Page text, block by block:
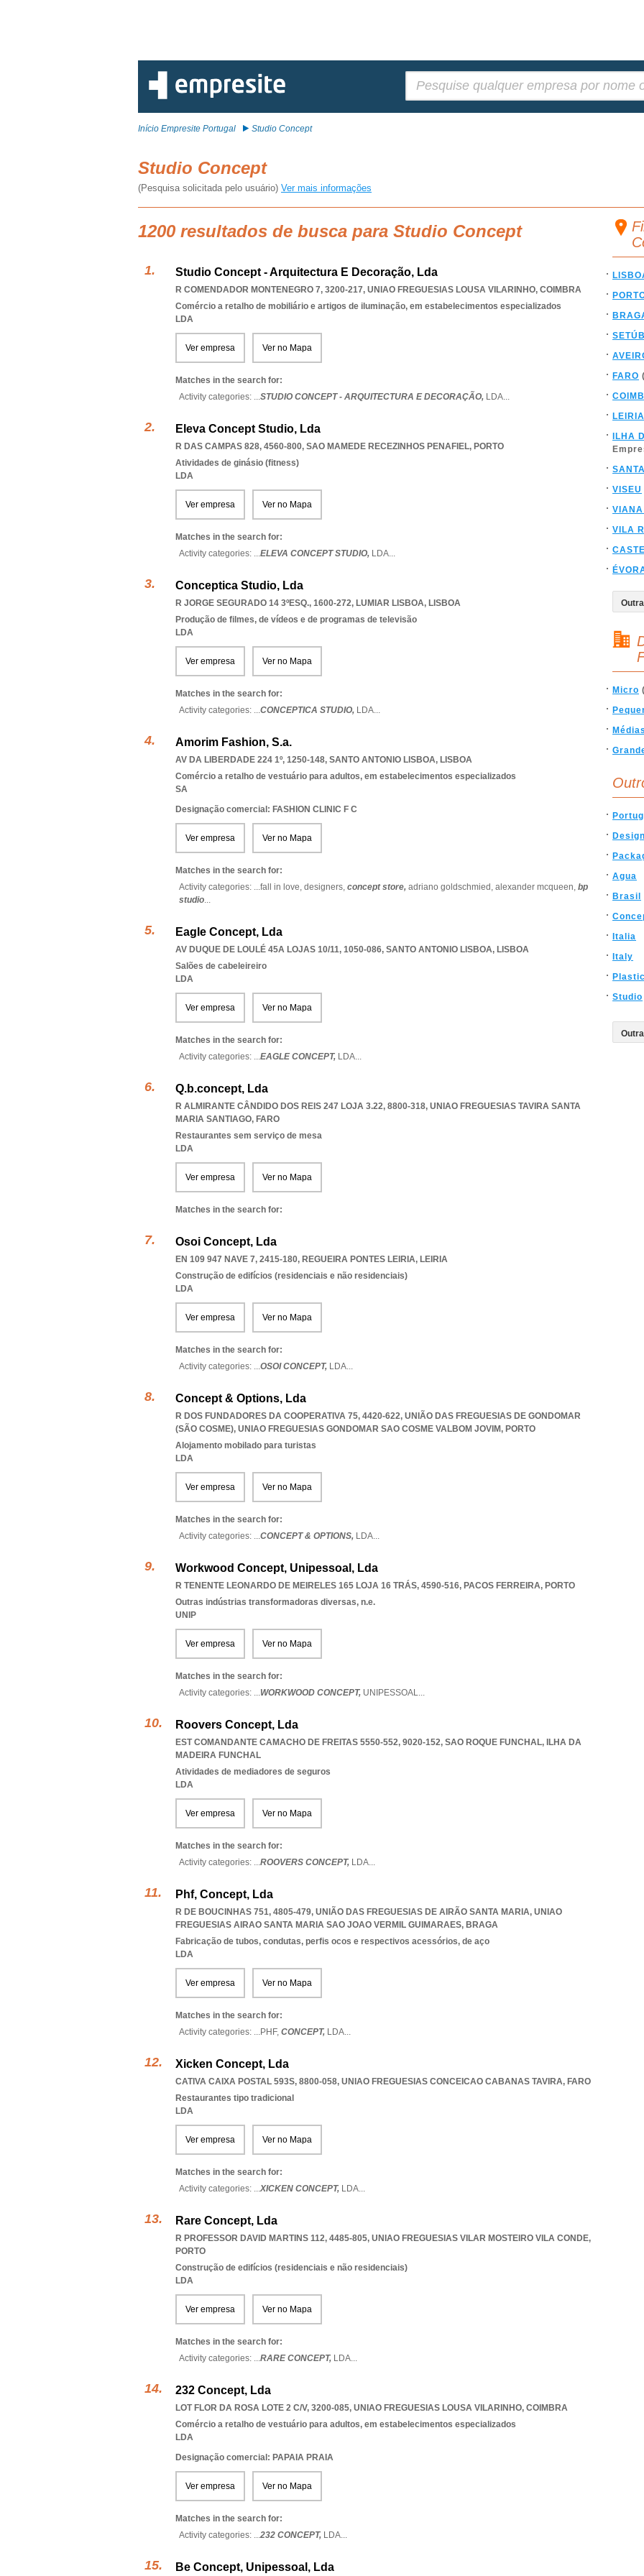
Início Empresite Portugal Studio Concept
Studio Concept
(Pesquisa solicitada pelo usuário) Ver mais informações
1200 resultados de busca para Studio Concept
Studio Concept - Arquitectura E Decoração, Lda
R COMENDADOR MONTENEGRO 7, 3200-217, UNIAO FREGUESIAS LOUSA VILARINHO, COIMBRA
Comércio a retalho de mobiliário e artigos de iluminação, em estabelecimentos especializados
LDA
Ver empresa Ver no Mapa
Matches in the search for:
Activity categories: ...STUDIO CONCEPT - ARQUITECTURA E DECORAÇÃO, LDA...
Eleva Concept Studio, Lda
R DAS CAMPAS 828, 4560-800, SAO MAMEDE RECEZINHOS PENAFIEL, PORTO
Atividades de ginásio (fitness)
LDA
Ver empresa Ver no Mapa
Matches in the search for:
Activity categories: ...ELEVA CONCEPT STUDIO, LDA...
Conceptica Studio, Lda
R JORGE SEGURADO 14 3ºESQ., 1600-272, LUMIAR LISBOA, LISBOA
Produção de filmes, de vídeos e de programas de televisão
LDA
Ver empresa Ver no Mapa
Matches in the search for:
Activity categories: ...CONCEPTICA STUDIO, LDA...
Amorim Fashion, S.a.
AV DA LIBERDADE 224 1º, 1250-148, SANTO ANTONIO LISBOA, LISBOA
Comércio a retalho de vestuário para adultos, em estabelecimentos especializados
SA
Designação comercial: FASHION CLINIC F C
Ver empresa Ver no Mapa
Matches in the search for:
Activity categories: ...fall in love, designers, concept store, adriano goldschmied, alexander mcqueen, bp
studio...
Eagle Concept, Lda
AV DUQUE DE LOULÉ 45A LOJAS 10/11, 1050-086, SANTO ANTONIO LISBOA, LISBOA
Salões de cabeleireiro
LDA
Ver empresa Ver no Mapa
Matches in the search for:
Activity categories: ...EAGLE CONCEPT, LDA...
Q.b.concept, Lda
R ALMIRANTE CÂNDIDO DOS REIS 247 LOJA 3.22, 8800-318, UNIAO FREGUESIAS TAVIRA SANTA
MARIA SANTIAGO, FARO
Restaurantes sem serviço de mesa
LDA
Ver empresa Ver no Mapa
Matches in the search for:
Osoi Concept, Lda
EN 109 947 NAVE 7, 2415-180, REGUEIRA PONTES LEIRIA, LEIRIA
Construção de edifícios (residenciais e não residenciais)
LDA
Ver empresa Ver no Mapa
Matches in the search for:
Activity categories: ...OSOI CONCEPT, LDA...
Concept & Options, Lda
R DOS FUNDADORES DA COOPERATIVA 75, 4420-622, UNIÃO DAS FREGUESIAS DE GONDOMAR
(SÃO COSME), UNIAO FREGUESIAS GONDOMAR SAO COSME VALBOM JOVIM, PORTO
Alojamento mobilado para turistas
LDA
Ver empresa Ver no Mapa
Matches in the search for:
Activity categories: ...CONCEPT & OPTIONS, LDA...
Workwood Concept, Unipessoal, Lda
R TENENTE LEONARDO DE MEIRELES 165 LOJA 16 TRÁS, 4590-516, PACOS FERREIRA, PORTO
Outras indústrias transformadoras diversas, n.e.
UNIP
Ver empresa Ver no Mapa
Matches in the search for:
Activity categories: ...WORKWOOD CONCEPT, UNIPESSOAL...
Roovers Concept, Lda
EST COMANDANTE CAMACHO DE FREITAS 5550-552, 9020-152, SAO ROQUE FUNCHAL, ILHA DA
MADEIRA FUNCHAL
Atividades de mediadores de seguros
LDA
Ver empresa Ver no Mapa
Matches in the search for:
Activity categories: ...ROOVERS CONCEPT, LDA...
Phf, Concept, Lda
R DE BOUCINHAS 751, 4805-479, UNIÃO DAS FREGUESIAS DE AIRÃO SANTA MARIA, UNIAO
FREGUESIAS AIRAO SANTA MARIA SAO JOAO VERMIL GUIMARAES, BRAGA
Fabricação de tubos, condutas, perfis ocos e respectivos acessórios, de aço
LDA
Ver empresa Ver no Mapa
Matches in the search for:
Activity categories: ...PHF, CONCEPT, LDA...
Xicken Concept, Lda
CATIVA CAIXA POSTAL 593S, 8800-058, UNIAO FREGUESIAS CONCEICAO CABANAS TAVIRA, FARO
Restaurantes tipo tradicional
LDA
Ver empresa Ver no Mapa
Matches in the search for:
Activity categories: ...XICKEN CONCEPT, LDA...
Rare Concept, Lda
R PROFESSOR DAVID MARTINS 112, 4485-805, UNIAO FREGUESIAS VILAR MOSTEIRO VILA CONDE,
PORTO
Construção de edifícios (residenciais e não residenciais)
LDA
Ver empresa Ver no Mapa
Matches in the search for:
Activity categories: ...RARE CONCEPT, LDA...
232 Concept, Lda
LOT FLOR DA ROSA LOTE 2 C/V, 3200-085, UNIAO FREGUESIAS LOUSA VILARINHO, COIMBRA
Comércio a retalho de vestuário para adultos, em estabelecimentos especializados
LDA
Designação comercial: PAPAIA PRAIA
Ver empresa Ver no Mapa
Matches in the search for:
Activity categories: ...232 CONCEPT, LDA...
Be Concept, Unipessoal, Lda
FARO
LEIRIA
ILHA
VISEU
VILA
Micro
Agua
Brasil
Italia
Italy
Studio